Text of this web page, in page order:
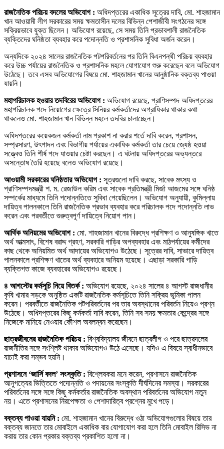
রাজনৈতিক পরিচয় বদলের অভিযোগ : অধিদপ্তরের একাধিক সূত্রের দাবি, মো. শাহজামান
খান আওয়ামী লীগ সরকারের সময় ক্ষমতাসীন দলের বিভিন্ন পেশাজীবী সংগঠনের সঙ্গে
সক্রিয়ভাবে যুক্ত ছিলেন। অভিযোগ রয়েছে, সে সময় তিনি প্রভাবশালী রাজনৈতিক
ব্যক্তিদের ঘনিষ্ঠতা ব্যবহার করে পদোন্নতি ও প্রশাসনিক সুবিধা অর্জন করেন।
অন্যদিকে ২০২৪ সালের রাজনৈতিক পটপরিবর্তনের পর তিনি বিএনপন্থী পরিচয় ব্যবহার
করে উচ্চ পর্যায়ের রাজনৈতিক ও প্রশাসনিক মহলে যোগাযোগ শুরু করেছেন বলে অভিযোগ
উঠেছে। তবে এসব অভিযোগের বিষয়ে মো. শাহজামান খানের আনুষ্ঠানিক বক্তব্য পাওয়া
যায়নি।
মহাপরিচালক হওয়ার তদবিরের অভিযোগ : অভিযোগ রয়েছে, প্রাণিসম্পদ অধিদপ্তরের
মহাপরিচালক পদে নিয়োগের ক্ষেত্রে সিনিয়র কর্মকর্তাদের অগ্রাধিকার থাকার কথা
থাকলেও মো. শাহজামান খান বিভিন্ন মহলে তদবির চালাচ্ছেন।
অধিদপ্তরের কয়েকজন কর্মকর্তা নাম প্রকাশ না করার শর্তে দাবি করেন, প্রশাসন,
সম্প্রসারণ, উৎপাদন এবং বিভাগীয় পর্যায়ের একাধিক কর্মকর্তা তার চেয়ে জ্যেষ্ঠ হওয়া
সত্ত্বেও তিনি শীর্ষ পদে যাওয়ার চেষ্টা করছেন। এ ঘটনায় অধিদপ্তরের অভ্যন্তরে
অসন্তোষ তৈরি হয়েছে বলেও অভিযোগ রয়েছে।
আওয়ামী সরকারের ঘনিষ্ঠতার অভিযোগ : সূত্রগুলো দাবি করছে, সাবেক মৎস্য ও
প্রাণিসম্পদমন্ত্রী শ. ম. রেজাউল করিম এবং সাবেক প্রতিমন্ত্রী মির্জা আজমের সঙ্গে ঘনিষ্ঠ
সম্পর্কের মাধ্যমে তিনি পদোন্নতিতে সুবিধা পেয়েছিলেন। অভিযোগ অনুযায়ী, কুমিল্লায়
দায়িত্ব পালনকালে তিনি রাজনৈতিক প্রভাব ব্যবহার করে পরিচালক পদে পদোন্নতি লাভ
করেন এবং পরবর্তীতে গুরুত্বপূর্ণ দায়িত্বে নিয়োগ পান।
আর্থিক অনিয়মের অভিযোগ : মো. শাহজামান খানের বিরুদ্ধে প্রশিক্ষণ ও আনুষঙ্গিক খাতে
অর্থ আত্মসাৎ, বিশেষ বরাদ্দ গ্রহণ, সরকারি গাড়ির অপব্যবহার এবং মাঠপর্যায়ের কর্মীদের
কাছ থেকে অনিয়মিত অর্থ আদায়ের অভিযোগও উঠেছে। সূত্রের দাবি, সাভারে দায়িত্ব
পালনকালে প্রশিক্ষণ খাতের অর্থ ব্যবহারে অনিয়ম হয়েছে। এছাড়া সরকারি গাড়ি
ব্যক্তিগত কাজে ব্যবহারের অভিযোগও রয়েছে।
৪ আগস্টের কর্মসূচি নিয়ে বিতর্ক : অভিযোগ রয়েছে, ২০২৪ সালের ৪ আগস্ট রাজধানীর
কৃষি খামার সড়কে অনুষ্ঠিত একটি রাজনৈতিক কর্মসূচিতে তিনি সক্রিয় ভূমিকা পালন
করেন। পরবর্তীতে রাজনৈতিক পটপরিবর্তনের পর তার অবস্থানের পরিবর্তন নিয়েও প্রশ্ন
উঠেছে। অধিদপ্তরের কিছু কর্মকর্তা দাবি করেন, তিনি সব সময় ক্ষমতার কেন্দ্রের সঙ্গে
নিজেকে মানিয়ে নেওয়ার কৌশল অবলম্বন করেছেন।
ছাত্রজীবনের রাজনৈতিক পরিচয় : বিশ্ববিদ্যালয় জীবনে ছাত্রলীগ ও পরে ছাত্রদলের
রাজনীতির সঙ্গে সংশ্লিষ্ট থাকার অভিযোগও উঠে এসেছে। যদিও এ বিষয়ে স্বাধীনভাবে
যাচাই করা সম্ভব হয়নি।
প্রশাসনে ‘জার্সি বদল’ সংস্কৃতি : বিশ্লেষকরা মনে করেন, প্রশাসনে রাজনৈতিক
আনুগত্যের ভিত্তিতে পদোন্নতি ও পদায়নের সংস্কৃতি দীর্ঘদিনের সমস্যা। সরকারের
পরিবর্তনের সঙ্গে সঙ্গে কিছু কর্মকর্তার রাজনৈতিক অবস্থান পরিবর্তনের অভিযোগ নতুন
নয়। এতে প্রশাসনের নিরপেক্ষতা ও পেশাদারিত্ব প্রশ্নের মুখে পড়ে।
বক্তব্য পাওয়া যায়নি : মো. শাহজামান খানের বিরুদ্ধে ওঠা অভিযোগগুলোর বিষয়ে তার
বক্তব্য জানতে তার মোবাইলে একাধিক বার যোগাযোগ করা হলে তিনি মোবাইল রিসিভ না
করায় তার কোন প্রকার বক্তব্য প্রকাশিত হলো না।